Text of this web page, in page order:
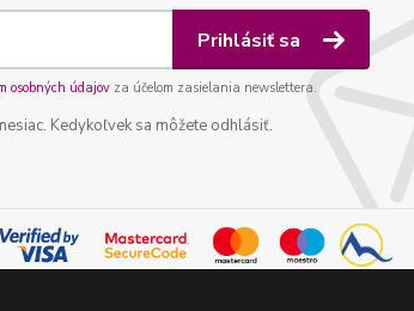
Prihlásiť sa
osobných údajovza účelom zasielania newslettera.
Kedykoľvek sa môžete odhlásiť.